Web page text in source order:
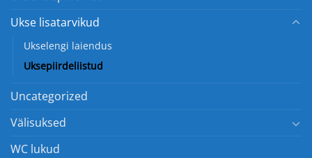
Ukse lisatarvikud
Ukselengi laiendus
Uksepiirdeliistud
Uncategorized
Välisuksed
WC lukud